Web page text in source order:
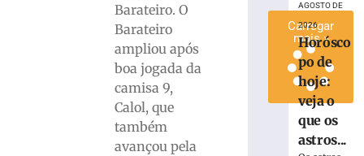
Barateiro. O
Barateiro
ampliou após
boa jogada da
camisa 9,
Calol, que
também
avançou pela
Carregar
mais »
AGOSTO DE
2026
Horósco
po de
hoje:
veja o
que os
astros...